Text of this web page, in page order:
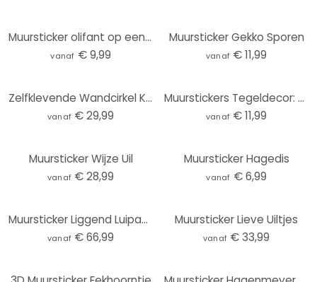
Muursticker olifant op een rol
vanaf € 9,99
Muursticker Gekko Sporen
vanaf € 11,99
Zelfklevende Wandcirkel Kikki Belle - Tropical Birds
vanaf € 29,99
Muurstickers Tegeldecor: Vlinders
vanaf € 11,99
Muursticker Wijze Uil
vanaf € 28,99
Muursticker Hagedis
vanaf € 6,99
Muursticker Liggend Luipaard
vanaf € 66,99
Muursticker Lieve Uiltjes
vanaf € 33,99